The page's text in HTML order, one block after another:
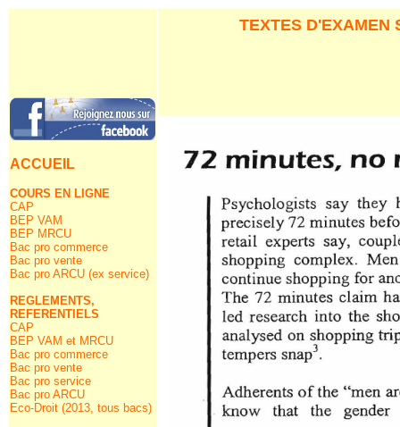
ACCUEIL
COURS EN LIGNE
CAP
BEP VAM
BEP MRCU
Bac pro commerce
Bac pro vente
Bac pro ARCU (ex service)
REGLEMENTS,
REFERENTIELS
CAP
BEP VAM et MRCU
Bac pro commerce
Bac pro vente
Bac pro service
Bac pro ARCU
Eco-Droit (2013, tous bacs)
TEXTES D'EXAMEN